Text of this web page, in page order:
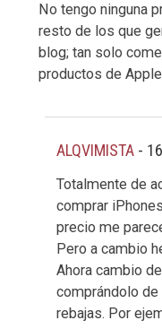
No tengo ninguna
resto de los que
blog; tan solo
productos de
ALQVIMISTA -
Totalmente de
comprar
precio me
Pero a cambio
Ahora cambio
comprándolo de
rebajas. Por